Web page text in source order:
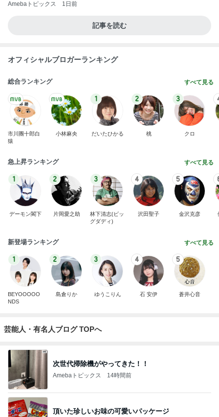
Amebaトピックス 1日前
記事を読む
オフィシャルブロガーランキング
総合ランキング すべて見る
市川團十郎白
猿
小林麻央
1
だいたひかる
2
桃
3
クロ
急上昇ランキング すべて見る
1
デーモン閣下
2
片岡愛之助
3
林下清志(ビッ
グダディ)
4
沢田聖子
5
金沢克彦
新登場ランキング すべて見る
1
BEYOOOOO
NDS
2
島倉りか
3
ゆうこりん
4
石 安伊
5
蒼井心音
芸能人・有名人ブログ TOPへ
次世代掃除機がやってきた！！
Amebaトピックス 14時間前
頂いた珍しいお味の可愛いパッケージ